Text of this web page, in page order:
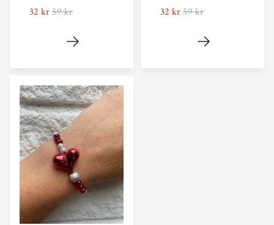
32 kr59 kr 32 kr59 kr